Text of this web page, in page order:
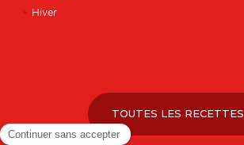
Hiver
TOUTES LES RECETTES